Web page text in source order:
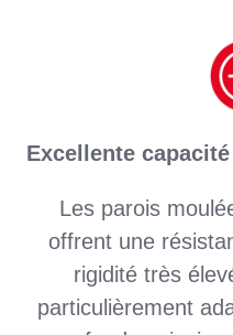
Excellente
Les parois
offrent une
rigidité très
particulièrement